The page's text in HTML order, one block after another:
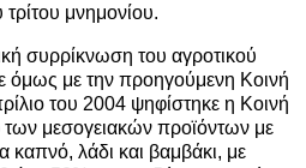
μνημονίου.
συρρίκνωση του αγροτικού
όμως με την προηγούμενη Κοινή
του 2004 ψηφίστηκε η Κοινή
μεσογειακών προϊόντων με
καπνό, λάδι και βαμβάκι, με